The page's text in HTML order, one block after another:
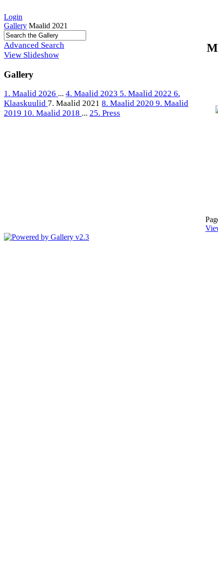
Login
Gallery Maalid 2021
Advanced Search
View Slideshow
Gallery
1. Maalid 2026 ... 4. Maalid 2023 5. Maalid 2022 6.
Klaaskuulid 7. Maalid 2021 8. Maalid 2020 9. Maalid
2019 10. Maalid 2018 ... 25. Press